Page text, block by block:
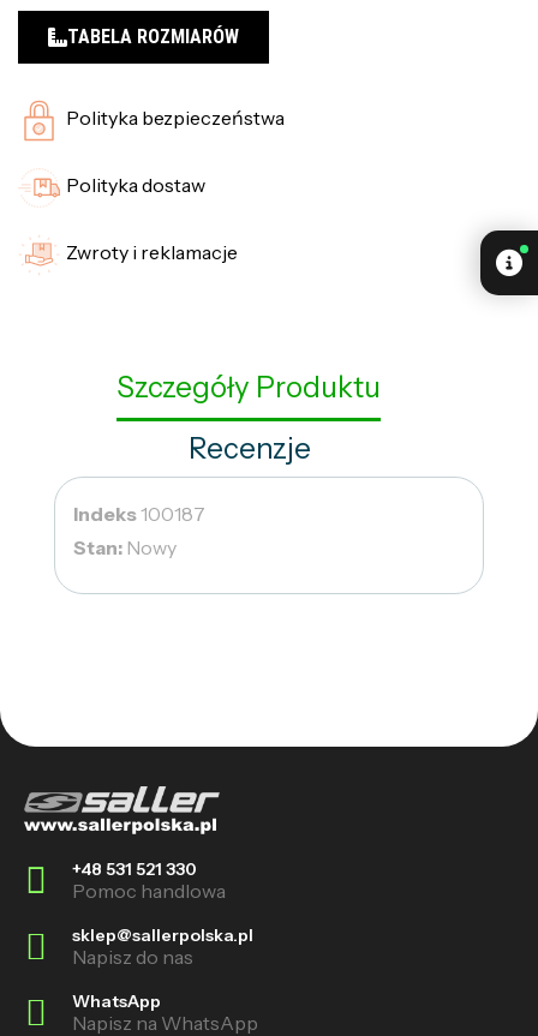
TABELA ROZMIARÓW
Polityka bezpieczeństwa
Polityka dostaw
Zwroty i reklamacje
Szczegóły Produktu
Recenzje
Indeks100187
Stan: Nowy
+48 531 521 330
Pomoc handlowa
sklep@sallerpolska.pl
Napisz do nas
WhatsApp
Napisz na WhatsApp